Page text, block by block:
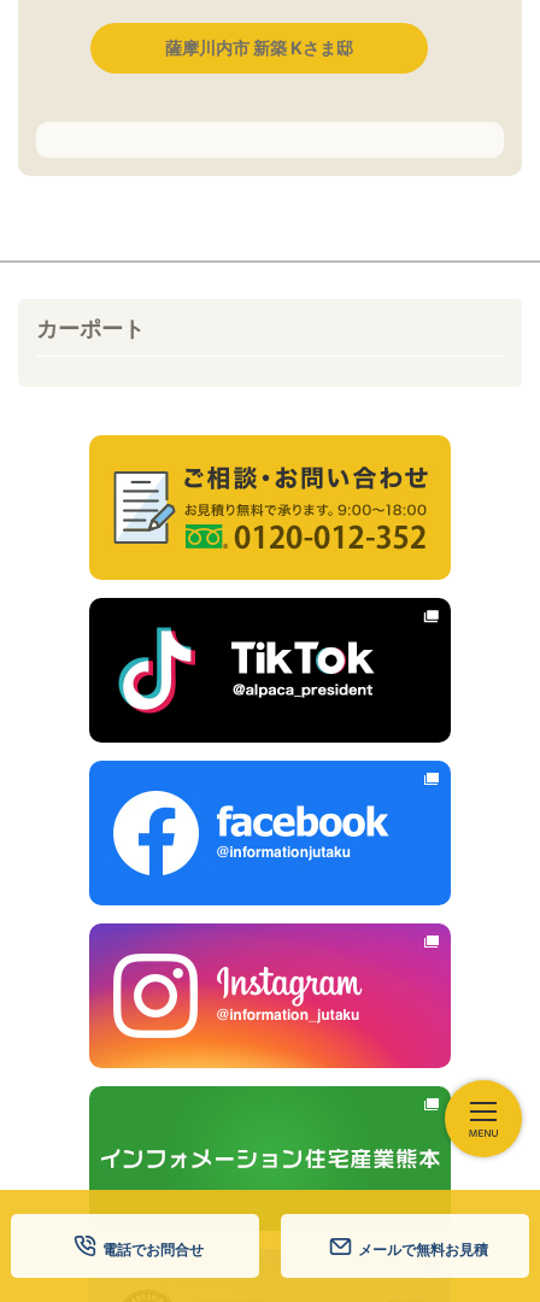
薩摩川内市 新築 Kさま邸
カーポート
電話でお問合せ メールで無料お見積